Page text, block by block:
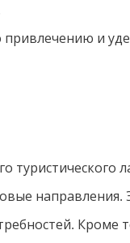
и
туристического
Кроме